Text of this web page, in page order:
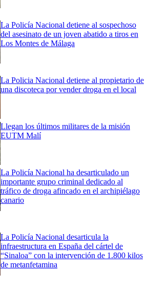
La Policía Nacional detiene al sospechoso
del asesinato de un joven abatido a tiros en
Los Montes de Málaga
La Policia Nacional detiene al propietario de
una discoteca por vender droga en el local
Llegan los últimos militares de la misión
EUTM Malí
La Policía Nacional ha desarticulado un
importante grupo criminal dedicado al
tráfico de droga afincado en el archipiélago
canario
La Policía Nacional desarticula la
infraestructura en España del cártel de
“Sinaloa” con la intervención de 1.800 kilos
de metanfetamina